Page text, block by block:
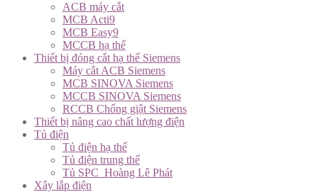
ACB máy cắt
MCB Acti9
MCB Easy9
MCCB hạ thế
Thiết bị đóng cắt hạ thế Siemens
Máy cắt ACB Siemens
MCB SINOVA Siemens
MCCB SINOVA Siemens
RCCB Chống giật Siemens
Thiết bị nâng cao chất lượng điện
Tủ điện
Tủ điện hạ thế
Tủ điện trung thế
Tủ SPC_Hoàng Lê Phát
Xây lắp điện